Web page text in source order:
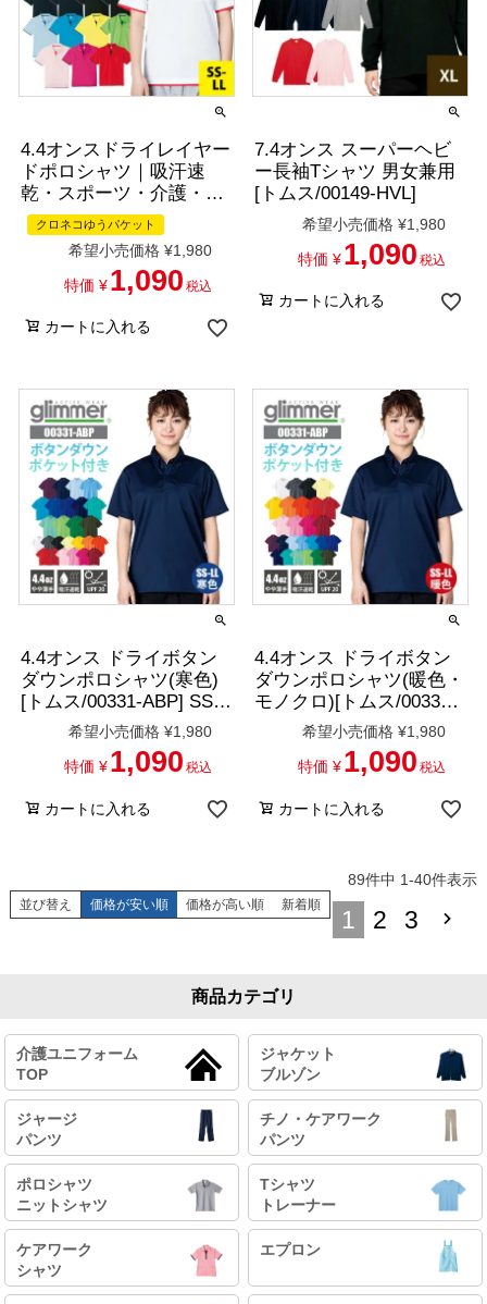
4.4オンスドライレイヤー
ドポロシャツ｜吸汗速
乾・スポーツ・介護・制
服｜[トムス/00339-AYP]
SS-LL
クロネコゆうパケット
希望小売価格 ¥1,980
特価 ¥ 1,090 税込
カートに入れる
7.4オンス スーパーヘビ
ー長袖Tシャツ 男女兼用
[トムス/00149-HVL]
希望小売価格 ¥1,980
特価 ¥ 1,090 税込
カートに入れる
4.4オンス ドライボタン
ダウンポロシャツ(寒色)
[トムス/00331-ABP] SS-
希望小売価格 ¥1,980
特価 ¥ 1,090 税込
カートに入れる
4.4オンス ドライボタン
ダウンポロシャツ(暖色・
モノクロ)[トムス/00331-
ABP] SS-LL
希望小売価格 ¥1,980
特価 ¥ 1,090 税込
カートに入れる
並び替え 価格が安い順 価格が高い順 新着順
89件中 1-40件表示
1 2 3
商品カテゴリ
介護ユニフォーム
TOP
ジャケット
ブルゾン
ジャージ
パンツ
チノ・ケアワーク
パンツ
ポロシャツ
ニットシャツ
Tシャツ
トレーナー
ケアワーク
シャツ
エプロン